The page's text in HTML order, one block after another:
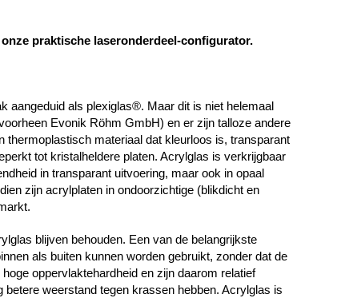
praktische laseronderdeel-configurator.
aangeduid als plexiglas®. Maar dit is niet helemaal
Evonik Röhm GmbH) en er zijn talloze andere
thermoplastisch materiaal dat kleurloos is, transparant
tot kristalheldere platen. Acrylglas is verkrijgbaar
in transparant uitvoering, maar ook in opaal
zijn acrylplaten in ondoorzichtige (blikdicht en
blijven behouden. Een van de belangrijkste
als buiten kunnen worden gebruikt, zonder dat de
oppervlaktehardheid en zijn daarom relatief
weerstand tegen krassen hebben. Acrylglas is